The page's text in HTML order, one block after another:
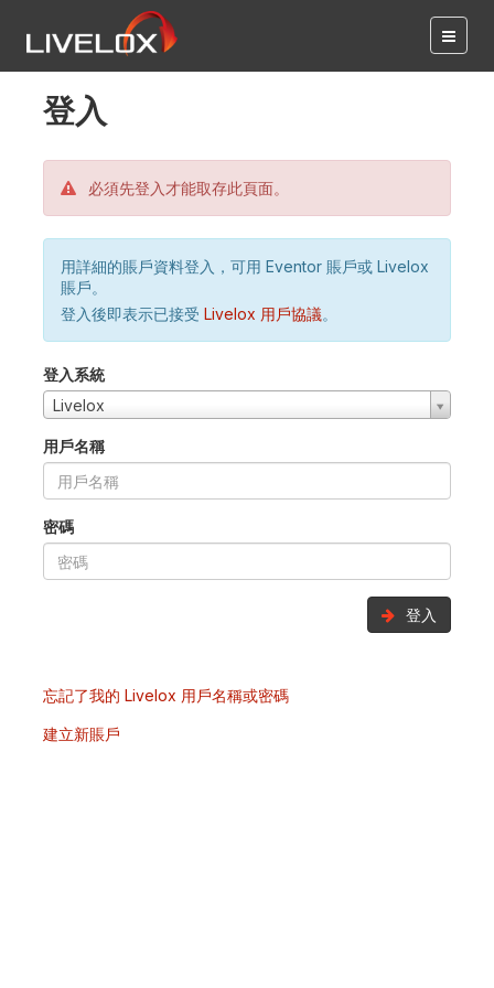
登入
必須先登入才能取存此頁面。
用詳細的賬戶資料登入，可用 Eventor 賬戶或 Livelox
賬戶。
登入後即表示已接受 Livelox 用戶協議。
登入系統
Livelox
用戶名稱
密碼
登入
忘記了我的 Livelox 用戶名稱或密碼
建立新賬戶